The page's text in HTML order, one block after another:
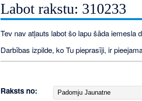
Labot rakstu: 310233
Tev nav atļauts labot šo lapu šāda iemesla
Darbības izpilde, ko Tu pieprasīji, ir
Raksts no: Padomju Jaunatne